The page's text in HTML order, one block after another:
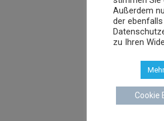
Außerdem
der
zu Ihren
Cookie